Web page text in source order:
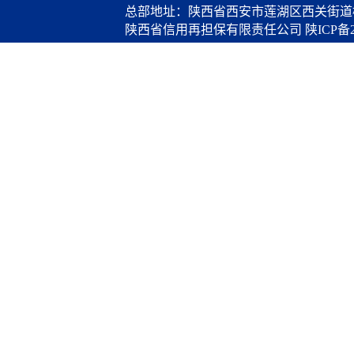
陕西省信用再担保有限责任公司 陕ICP备
总部地址：陕西省西安市莲湖区西关街